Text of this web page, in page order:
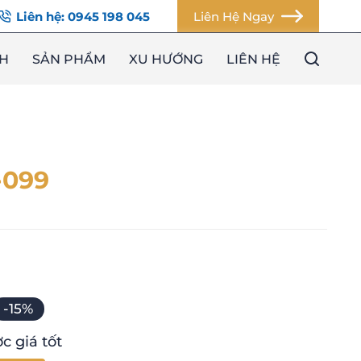
Liên hệ: 0945 198 045 Liên Hệ Ngay
SẢN PHẨM XU HƯỚNG LIÊN HỆ
-15%
giá tốt